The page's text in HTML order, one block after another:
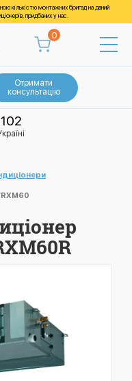
кількістю монтажних бригад на даний
придбаних у нас.
0
Отримати
консультацію